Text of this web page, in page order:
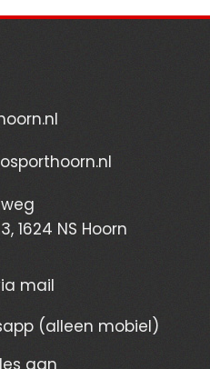
1624 NS Hoorn
mail
(alleen mobiel)
aan